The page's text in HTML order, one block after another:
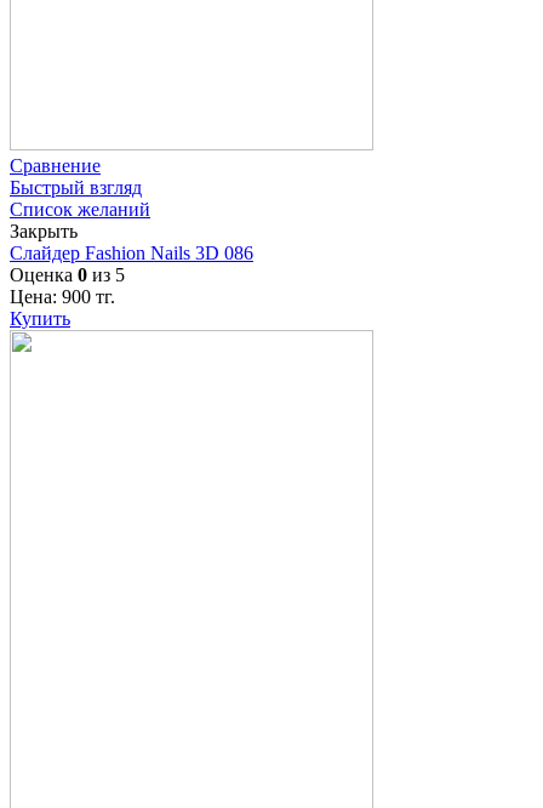
Сравнение
Быстрый взгляд
Список желаний
Закрыть
Слайдер Fashion Nails 3D 086
Оценка 0 из 5
Цена: 900 тг.
Купить